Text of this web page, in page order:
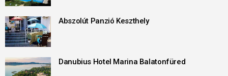
Abszolút Panzió Keszthely
Danubius Hotel Marina Balatonfüred